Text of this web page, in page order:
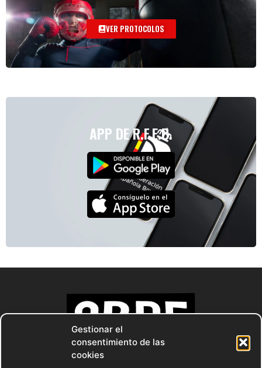
Gestionar el
consentimiento de las
cookies
VER PROTOCOLOS
APP DE R.F.E.B.